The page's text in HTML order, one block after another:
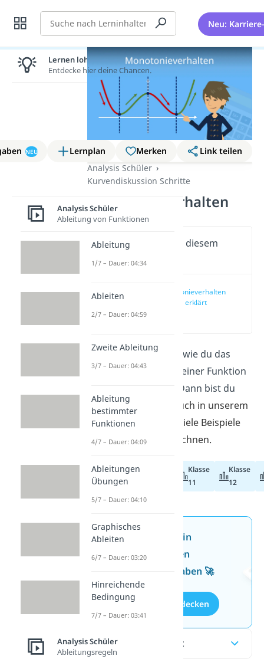
Suche Neu:
NEU Lernplan Merken
Link teilen
Analysis Schüler
Kurvendiskussion Schritte
Monotonieverhalten
Wichtige Inhalte in diesem
Monotonieverhalten
einfach erklärt
Du möchtest wissen, wie du das
Monotonieverhalten einer Funktion
bestimmen kannst? Dann bist du
hier genau richtig!
Auch in unserem
Videozeigen wir dir viele Beispiele
zum Monotonie berechnen.
Abiturvorbereitung
Klasse
11
Klasse
12
Jetzt neu: Teste dein
Wissen mit unseren
kostenlosen Aufgaben 🚀
Aufgaben entdecken
Inhaltsübersicht
Lernen lohnt sich!
Entdecke hier deine Chancen.
Analysis Schüler
Ableitung von Funktionen
Ableitung
1/7 – Dauer: 04:34
Ableiten
2/7 – Dauer: 04:59
Zweite Ableitung
3/7 – Dauer: 04:43
Ableitung
bestimmter
Funktionen
4/7 – Dauer: 04:09
Ableitungen
Übungen
5/7 – Dauer: 04:10
Graphisches
Ableiten
6/7 – Dauer: 03:20
Hinreichende
Bedingung
7/7 – Dauer: 03:41
Analysis Schüler
Ableitungsregeln